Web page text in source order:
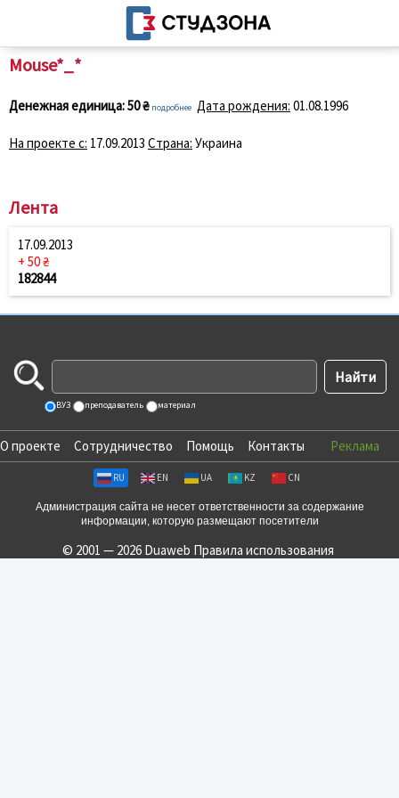
Mouse*_*
Денежная единица:50 ₴ подробнее Дата рождения: 01.08.1996
На проекте с: 17.09.2013 Страна: Украина
Лента
17.09.2013
+ 50 ₴
182844
ВУЗ преподаватель материал
О проекте Сотрудничество Помощь Контакты Реклама
RU EN UA KZ CN
Администрация сайта не несет ответственности за содержание
информации, которую размещают посетители
© 2001 — 2026 Duaweb Правила использования